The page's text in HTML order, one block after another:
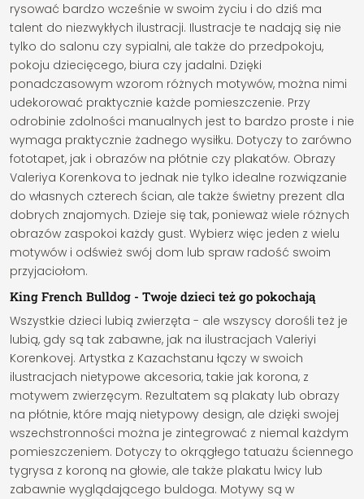
rysować bardzo wcześnie w swoim życiu i do dziś ma
talent do niezwykłych ilustracji. Ilustracje te nadają się nie
tylko do salonu czy sypialni, ale także do przedpokoju,
pokoju dziecięcego, biura czy jadalni. Dzięki
ponadczasowym wzorom różnych motywów, można nimi
udekorować praktycznie każde pomieszczenie. Przy
odrobinie zdolności manualnych jest to bardzo proste i nie
wymaga praktycznie żadnego wysiłku. Dotyczy to zarówno
fototapet, jak i obrazów na płótnie czy plakatów. Obrazy
Valeriya Korenkova to jednak nie tylko idealne rozwiązanie
do własnych czterech ścian, ale także świetny prezent dla
dobrych znajomych. Dzieje się tak, ponieważ wiele różnych
obrazów zaspokoi każdy gust. Wybierz więc jeden z wielu
motywów i odśwież swój dom lub spraw radość swoim
przyjaciołom.
King French Bulldog - Twoje dzieci też go pokochają
Wszystkie dzieci lubią zwierzęta - ale wszyscy dorośli też je
lubią, gdy są tak zabawne, jak na ilustracjach Valeriyi
Korenkovej. Artystka z Kazachstanu łączy w swoich
ilustracjach nietypowe akcesoria, takie jak korona, z
motywem zwierzęcym. Rezultatem są plakaty lub obrazy
na płótnie, które mają nietypowy design, ale dzięki swojej
wszechstronności można je zintegrować z niemal każdym
pomieszczeniem. Dotyczy to okrągłego tatuażu ściennego
tygrysa z koroną na głowie, ale także plakatu lwicy lub
zabawnie wyglądającego buldoga. Motywy są w